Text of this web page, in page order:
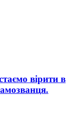
вірити в